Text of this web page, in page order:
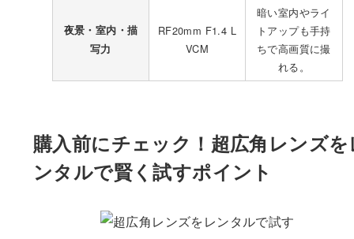
夜景・室内・描
写力
RF20mm F1.4 L
VCM
暗い室内やライ
トアップも手持
ちで高画質に撮
れる。
購入前にチェック！超広角レンズ
ンタルで賢く試すポイント